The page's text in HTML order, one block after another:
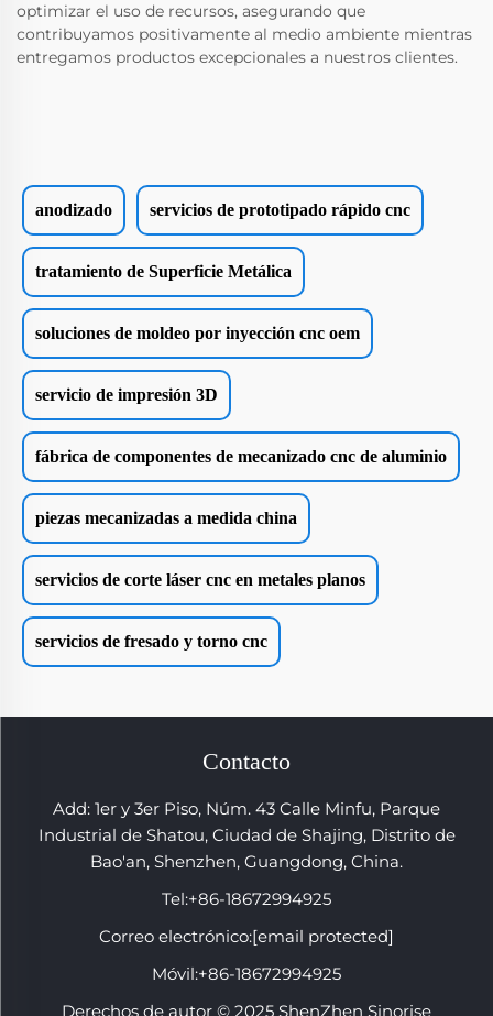
optimizar el uso de recursos, asegurando que
contribuyamos positivamente al medio ambiente mientras
entregamos productos excepcionales a nuestros clientes.
anodizado servicios de prototipado rápido cnc
tratamiento de Superficie Metálica
soluciones de moldeo por inyección cnc oem
servicio de impresión 3D
fábrica de componentes de mecanizado cnc de aluminio
piezas mecanizadas a medida china
servicios de corte láser cnc en metales planos
servicios de fresado y torno cnc
Contacto
Add: 1er y 3er Piso, Núm. 43 Calle Minfu, Parque
Industrial de Shatou, Ciudad de Shajing, Distrito de
Bao'an, Shenzhen, Guangdong, China.
Tel:+86-18672994925
Correo electrónico:[email protected]
Móvil:+86-18672994925
Derechos de autor © 2025 ShenZhen Sinorise